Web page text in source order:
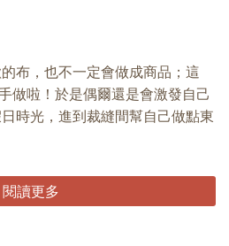
布，也不一定會做成商品；這
做啦！於是偶爾還是會激發自己
時光，進到裁縫間幫自己做點東
閱讀更多